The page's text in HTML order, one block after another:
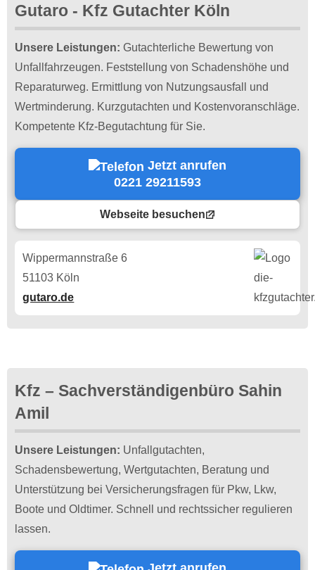
Gutaro - Kfz Gutachter Köln
Unsere Leistungen: Gutachterliche Bewertung von
Unfallfahrzeugen. Feststellung von Schadenshöhe und
Reparaturweg. Ermittlung von Nutzungsausfall und
Wertminderung. Kurzgutachten und Kostenvoranschläge.
Kompetente Kfz-Begutachtung für Sie.
Jetzt anrufen
0221 29211593
Webseite besuchen
Wippermannstraße 6
51103 Köln
gutaro.de
Kfz – Sachverständigenbüro Sahin
Amil
Unsere Leistungen: Unfallgutachten,
Schadensbewertung, Wertgutachten, Beratung und
Unterstützung bei Versicherungsfragen für Pkw, Lkw,
Boote und Oldtimer. Schnell und rechtssicher regulieren
lassen.